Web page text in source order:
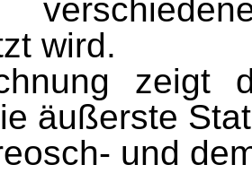
wird.
zeigt
äußerste
und